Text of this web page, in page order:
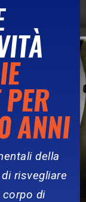
di terzo
Italiana
ANNI
della
risvegliare
corpo di